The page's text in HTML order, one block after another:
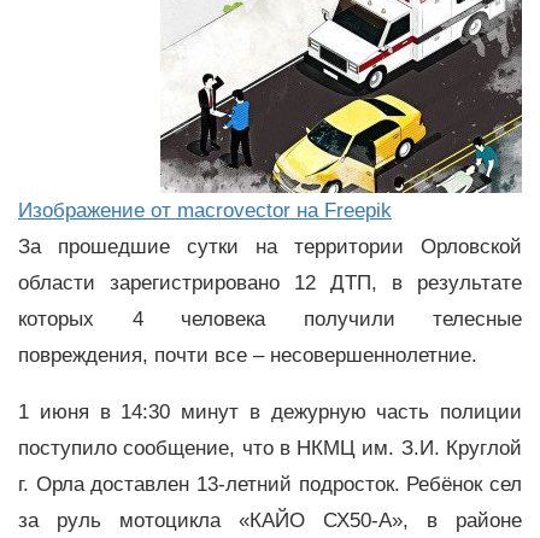
Изображение от macrovector на Freepik
За прошедшие сутки на территории Орловской
области зарегистрировано 12 ДТП, в результате
которых 4 человека получили телесные
повреждения, почти все – несовершеннолетние.
1 июня в 14:30 минут в дежурную часть полиции
поступило сообщение, что в НКМЦ им. З.И. Круглой
г. Орла доставлен 13-летний подросток. Ребёнок сел
за руль мотоцикла «КАЙО СХ50-А», в районе